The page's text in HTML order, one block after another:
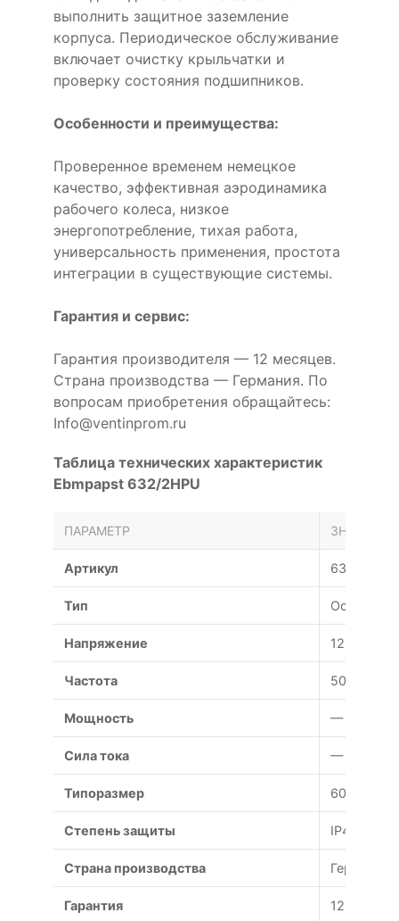
выполнить защитное заземление
корпуса. Периодическое обслуживание
включает очистку крыльчатки и
проверку состояния подшипников.
Особенности и преимущества:
Проверенное временем немецкое
качество, эффективная аэродинамика
рабочего колеса, низкое
энергопотребление, тихая работа,
универсальность применения, простота
интеграции в существующие системы.
Гарантия и сервис:
Гарантия производителя — 12 месяцев.
Страна производства — Германия. По
вопросам приобретения обращайтесь:
Info@ventinprom.ru
Таблица технических характеристик
Ebmpapst 632/2HPU
ПАРАМЕТР ЗНАЧЕНИЕ
Артикул 632/2HPU
Тип Осевой
Напряжение 12 В
Частота 50 Гц
Мощность — Вт
Сила тока — А
Типоразмер
Степень защиты IP44
Страна производства Германия
Гарантия 12